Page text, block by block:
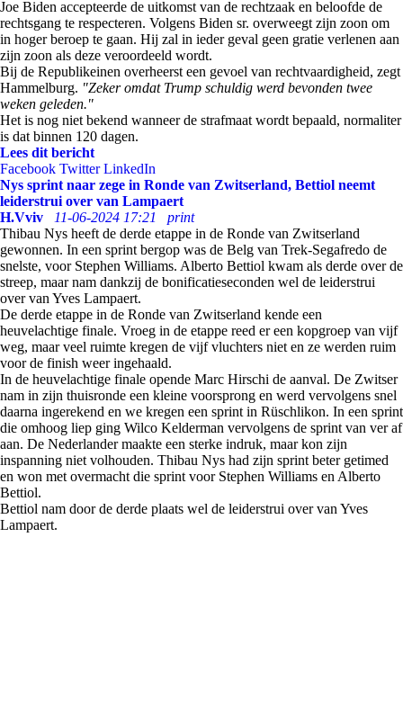
Joe Biden accepteerde de uitkomst van de rechtzaak en beloofde de
rechtsgang te respecteren. Volgens Biden sr. overweegt zijn zoon om
in hoger beroep te gaan. Hij zal in ieder geval geen gratie verlenen aan
zijn zoon als deze veroordeeld wordt.
Bij de Republikeinen overheerst een gevoel van rechtvaardigheid, zegt
Hammelburg. "Zeker omdat Trump schuldig werd bevonden twee
weken geleden."
Het is nog niet bekend wanneer de strafmaat wordt bepaald, normaliter
is dat binnen 120 dagen.
Lees dit bericht
Facebook Twitter LinkedIn
Nys sprint naar zege in Ronde van Zwitserland, Bettiol neemt
leiderstrui over van Lampaert
H.Vviv
11-06-2024 17:21
print
Thibau Nys heeft de derde etappe in de Ronde van Zwitserland
gewonnen. In een sprint bergop was de Belg van Trek-Segafredo de
snelste, voor Stephen Williams. Alberto Bettiol kwam als derde over de
streep, maar nam dankzij de bonificatieseconden wel de leiderstrui
over van Yves Lampaert.
De derde etappe in de Ronde van Zwitserland kende een
heuvelachtige finale. Vroeg in de etappe reed er een kopgroep van vijf
weg, maar veel ruimte kregen de vijf vluchters niet en ze werden ruim
voor de finish weer ingehaald.
In de heuvelachtige finale opende Marc Hirschi de aanval. De Zwitser
nam in zijn thuisronde een kleine voorsprong en werd vervolgens snel
daarna ingerekend en we kregen een sprint in Rüschlikon. In een sprint
die omhoog liep ging Wilco Kelderman vervolgens de sprint van ver af
aan. De Nederlander maakte een sterke indruk, maar kon zijn
inspanning niet volhouden. Thibau Nys had zijn sprint beter getimed
en won met overmacht die sprint voor Stephen Williams en Alberto
Bettiol.
Bettiol nam door de derde plaats wel de leiderstrui over van Yves
Lampaert.